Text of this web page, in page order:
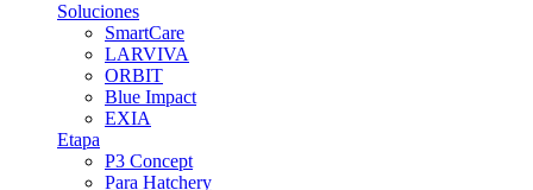
Soluciones
SmartCare
LARVIVA
ORBIT
Blue Impact
EXIA
Etapa
P3 Concept
Para Hatchery